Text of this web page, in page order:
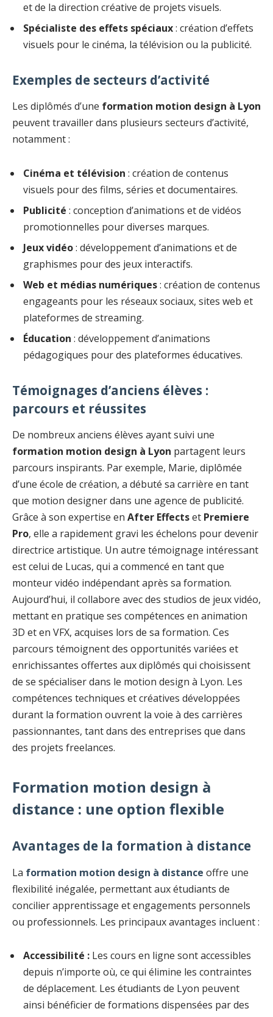
et de la direction créative de projets visuels.
Spécialiste des effets spéciaux: création d’effets
visuels pour le cinéma, la télévision ou la publicité.
Exemples de secteurs d’activité
Les diplômés d’une formation motion design à Lyon
peuvent travailler dans plusieurs secteurs d’activité,
notamment :
Cinéma et télévision : création de contenus
visuels pour des films, séries et documentaires.
Publicité : conception d’animations et de vidéos
promotionnelles pour diverses marques.
Jeux vidéo: développement d’animations et de
graphismes pour des jeux interactifs.
Web et médias numériques: création de contenus
engageants pour les réseaux sociaux, sites web et
plateformes de streaming.
Éducation : développement d’animations
pédagogiques pour des plateformes éducatives.
Témoignages d’anciens élèves :
parcours et réussites
De nombreux anciens élèves ayant suivi une
formation motion design à Lyon partagent leurs
parcours inspirants. Par exemple, Marie, diplômée
d’une école de création, a débuté sa carrière en tant
que motion designer dans une agence de publicité.
Grâce à son expertise en After Effectset Premiere
Pro, elle a rapidement gravi les échelons pour devenir
directrice artistique. Un autre témoignage intéressant
est celui de Lucas, qui a commencé en tant que
monteur vidéo indépendant après sa formation.
Aujourd’hui, il collabore avec des studios de jeux vidéo,
mettant en pratique ses compétences en animation
3D et en VFX, acquises lors de sa formation. Ces
parcours témoignent des opportunités variées et
enrichissantes offertes aux diplômés qui choisissent
de se spécialiser dans le motion design à Lyon. Les
compétences techniques et créatives développées
durant la formation ouvrent la voie à des carrières
passionnantes, tant dans des entreprises que dans
des projets freelances.
Formation motion design à
distance : une option flexible
Avantages de la formation à distance
La formation motion design à distance offre une
flexibilité inégalée, permettant aux étudiants de
concilier apprentissage et engagements personnels
ou professionnels. Les principaux avantages incluent :
Accessibilité : Les cours en ligne sont accessibles
depuis n’importe où, ce qui élimine les contraintes
de déplacement. Les étudiants de Lyon peuvent
ainsi bénéficier de formations dispensées par des